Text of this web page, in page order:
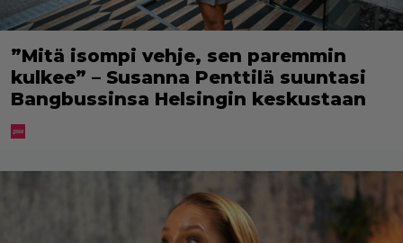
”Mitä isompi vehje, sen paremmin
kulkee” – Susanna Penttilä suuntasi
Bangbussinsa Helsingin keskustaan